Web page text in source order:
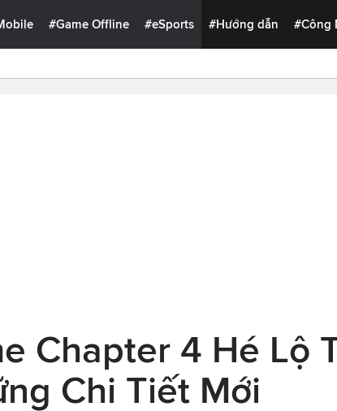
#Game Offline #eSports #Hướng dẫn #Công
Chapter 4 Hé Lộ
Chi Tiết Mới